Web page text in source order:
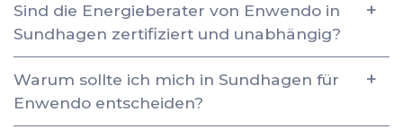
Sind die Energieberater von Enwendo in
Sundhagen zertifiziert und unabhängig?
Warum sollte ich mich in Sundhagen für
Enwendo entscheiden?